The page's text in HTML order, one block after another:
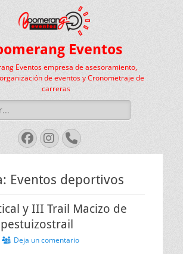
Eventos
Eventos empresa de asesoramiento,
de eventos y Cronometraje de
carreras
Facebook
Instagram
Teléfono
Eventos deportivos
y III Trail Macizo de
Deja un comentario